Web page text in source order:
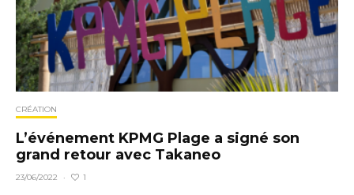
CRÉATION
L’événement KPMG Plage a signé son
grand retour avec Takaneo
23/06/2022 · 1